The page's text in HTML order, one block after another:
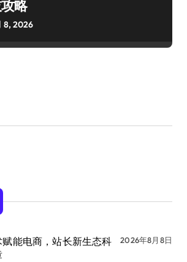
略
8, 2026
能电商，站长新生态科
2026年8月8日